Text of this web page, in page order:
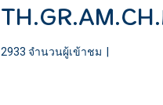
2933 จำนวนผู้เข้าชม |